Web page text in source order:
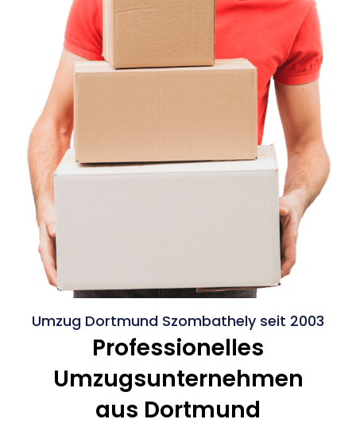
Umzug Dortmund Szombathely seit 2003
Professionelles
Umzugsunternehmen
aus Dortmund